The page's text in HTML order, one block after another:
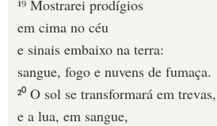
¹⁹ Mostrarei prodígios
em cima no céu
e sinais embaixo na terra:
sangue, fogo e nuvens de fumaça.
²⁰ O sol se transformará em trevas,
e a lua, em sangue,